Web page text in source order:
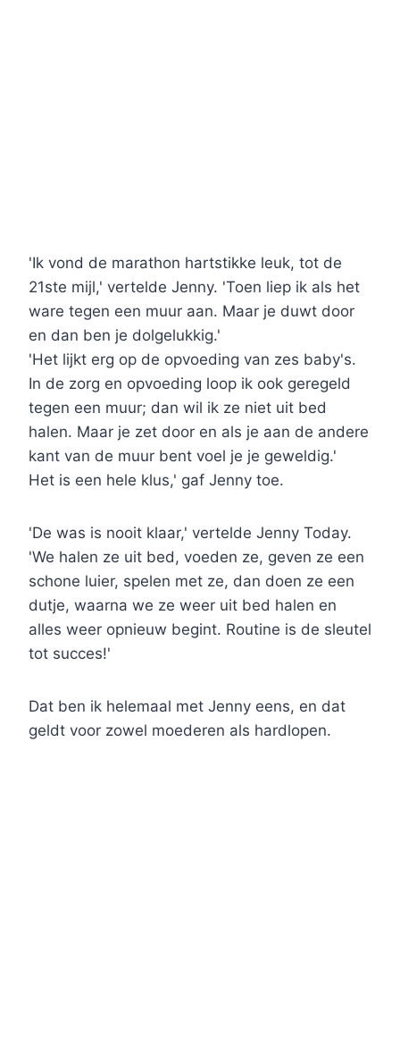
'Ik vond de marathon hartstikke leuk, tot de
21ste mijl,' vertelde Jenny. 'Toen liep ik als het
ware tegen een muur aan. Maar je duwt door
en dan ben je dolgelukkig.'
'Het lijkt erg op de opvoeding van zes baby's.
In de zorg en opvoeding loop ik ook geregeld
tegen een muur; dan wil ik ze niet uit bed
halen. Maar je zet door en als je aan de andere
kant van de muur bent voel je je geweldig.'
Het is een hele klus,' gaf Jenny toe.
'De was is nooit klaar,' vertelde Jenny Today.
'We halen ze uit bed, voeden ze, geven ze een
schone luier, spelen met ze, dan doen ze een
dutje, waarna we ze weer uit bed halen en
alles weer opnieuw begint. Routine is de sleutel
tot succes!'
Dat ben ik helemaal met Jenny eens, en dat
geldt voor zowel moederen als hardlopen.